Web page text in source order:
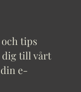
tips
till vårt
e-